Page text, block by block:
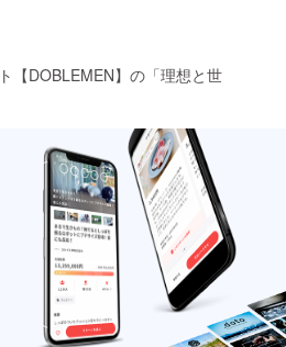
【DOBLEMEN】の「理想と世